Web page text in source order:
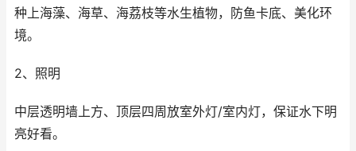
种上海藻、海草、海荔枝等水生植物，防鱼卡底、美化环
境。
2、照明
中层透明墙上方、顶层四周放室外灯/室内灯，保证水下明
亮好看。